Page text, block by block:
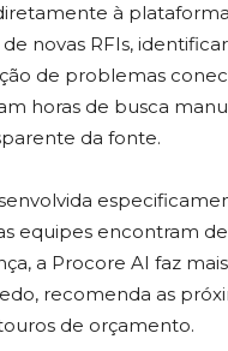
à
novas RFIs,
de problemas
horas de busca
da fonte.
equipes encontram
a Procore AI faz
recomenda as
de orçamento.